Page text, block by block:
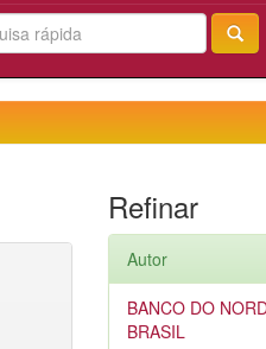
Refinar
Autor
BANCO DO
BRASIL